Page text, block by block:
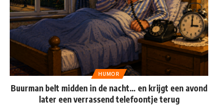
HUMOR
Buurman belt midden in de nacht… en krijgt een avond
later een verrassend telefoontje terug